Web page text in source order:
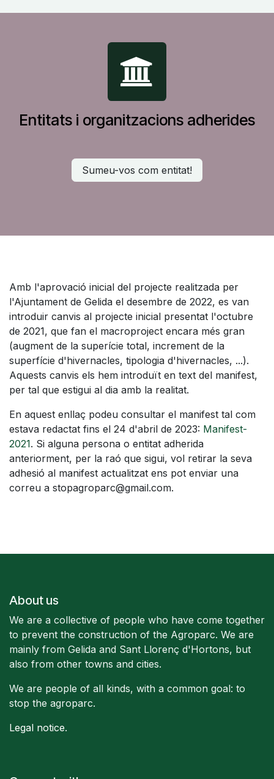
Entitats i organitzacions adherides
Sumeu-vos com entitat!
Amb l'aprovació inicial del projecte realitzada per
l'Ajuntament de Gelida el desembre de 2022, es van
introduir canvis al projecte inicial presentat l'octubre
de 2021, que fan el macroproject encara més gran
(augment de la superície total, increment de la
superfície d'hivernacles, tipologia d'hivernacles, ...).
Aquests canvis els hem introduït en text del manifest,
per tal que estigui al dia amb la realitat.
En aquest enllaç podeu consultar el manifest tal com
estava redactat fins el 24 d'abril de 2023: Manifest-
2021. Si alguna persona o entitat adherida
anteriorment, per la raó que sigui, vol retirar la seva
adhesió al manifest actualitzat ens pot enviar una
correu a stopagroparc@gmail.com.
About us
We are a collective of people who have come together
to prevent the construction of the Agroparc. We are
mainly from Gelida and Sant Llorenç d'Hortons, but
also from other towns and cities.
We are people of all kinds, with a common goal: to
stop the agroparc.
Legal notice.